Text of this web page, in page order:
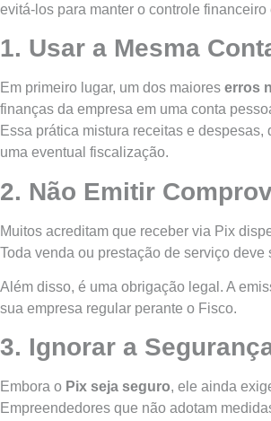
evitá-los para manter o controle
1. Usar a Mesma
Em primeiro lugar, um dos maiores erros
finanças da empresa em uma conta
Essa prática mistura receitas e
uma eventual fiscalização.
2. Não Emitir
Muitos acreditam que receber via Pix
Toda venda ou prestação de serviço
Além disso, é uma obrigação legal. A
sua empresa regular perante o Fisco.
3. Ignorar a
Embora o Pix seja seguro, ele ainda
Empreendedores que não adotam